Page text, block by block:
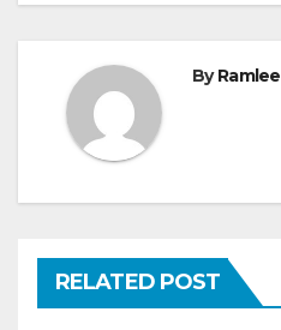
ByRamlee
RELATED POST